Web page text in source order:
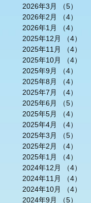
2026年3月
（5）
2026年2月
（4）
2026年1月
（4）
2025年12月
（4）
2025年11月
（4）
2025年10月
（4）
2025年9月
（4）
2025年8月
（4）
2025年7月
（4）
2025年6月
（5）
2025年5月
（4）
2025年4月
（4）
2025年3月
（5）
2025年2月
（4）
2025年1月
（4）
2024年12月
（4）
2024年11月
（4）
2024年10月
（4）
2024年9月
（5）